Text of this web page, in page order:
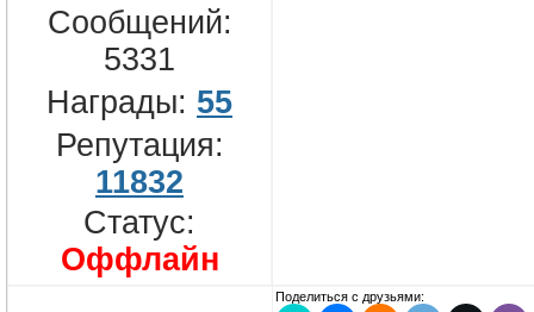
Сообщений:
5331
Награды: 55
Репутация:
11832
Статус:
Оффлайн
Поделиться с друзьями: